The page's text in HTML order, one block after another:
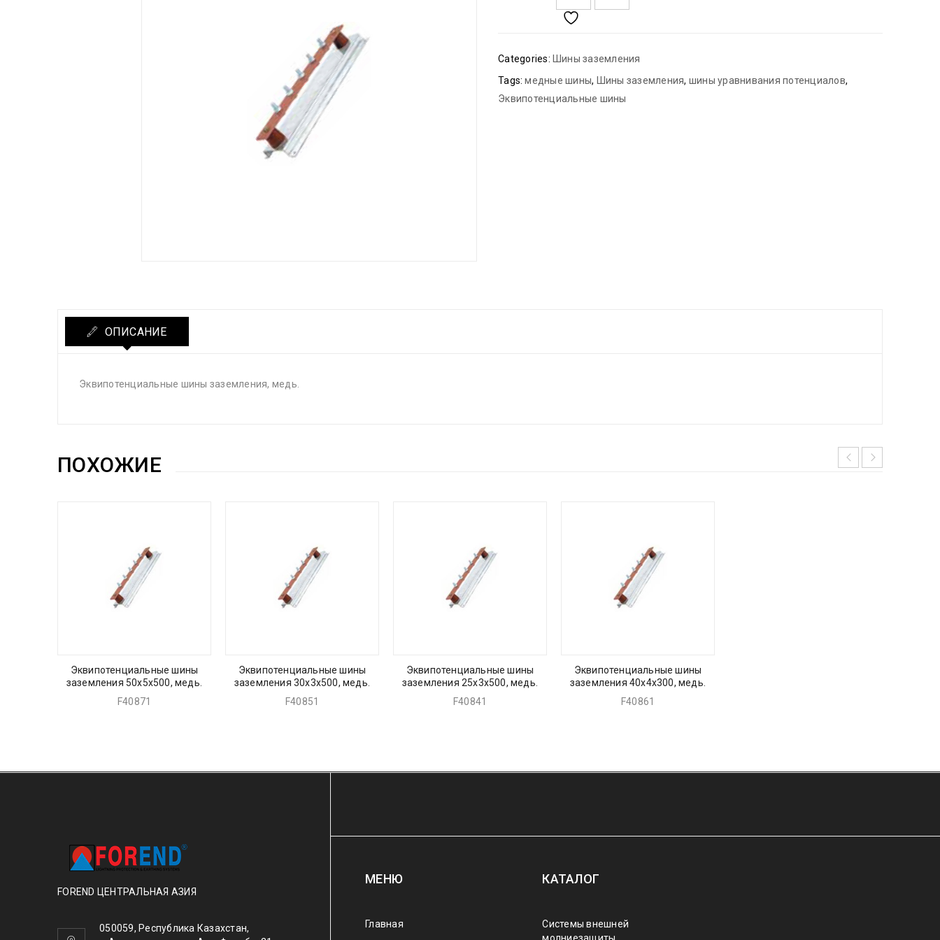
Categories:
Шины заземления
Tags: медные шины, Шины заземления, шины уравнивания потенциалов,
Эквипотенциальные шины
ОПИСАНИЕ
Эквипотенциальные шины заземления, медь.
ПОХОЖИЕ
Эквипотенциальные шины
заземления 50х5х500, медь.
F40871
Эквипотенциальные шины
заземления 30х3х500, медь.
F40851
Эквипотенциальные шины
заземления 25х3х500, медь.
F40841
Эквипотенциальные шины
заземления 40х4х300, медь.
F40861
FOREND ЦЕНТРАЛЬНАЯ АЗИЯ
050059, Республика Казахстан,
МЕНЮ
Главная
КАТАЛОГ
Системы внешней